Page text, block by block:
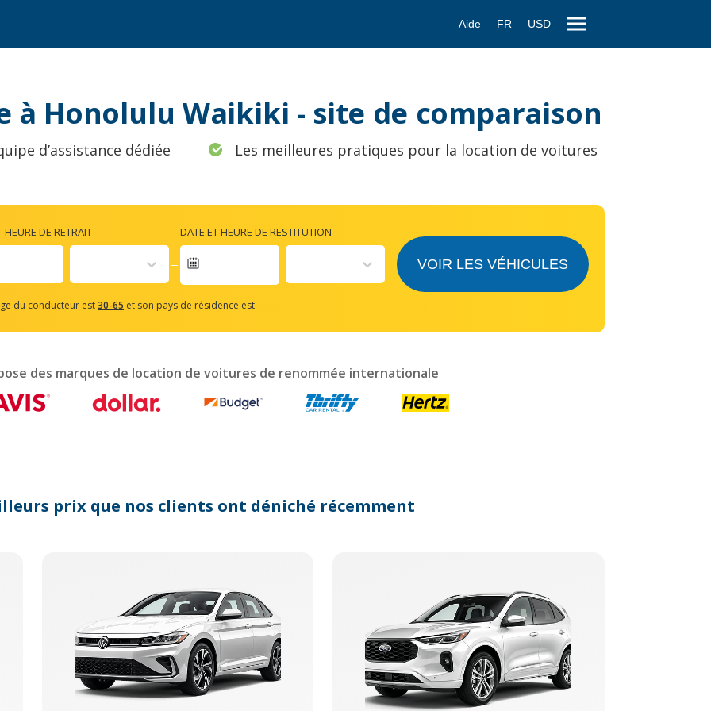
Aide FR USD
à Honolulu Waikiki - site de comparaison
d’assistance dédiée Les meilleures pratiques pour la location de voitures
HEURE DE RETRAIT DATE ET HEURE DE RESTITUTION
du conducteur est30-65 et son pays de résidence est
VOIR LES VÉHICULES
des marques de location de voitures de renommée internationale
prix que nos clients ont déniché récemment